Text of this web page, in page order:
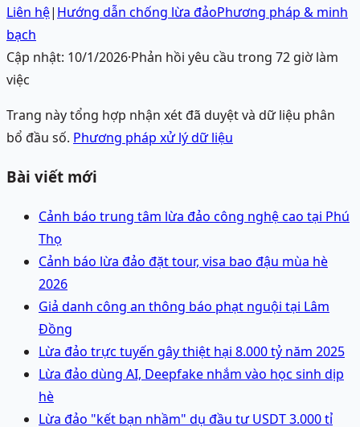
Liên hệ| Hướng dẫn chống lừa đảoPhương pháp & minh
bạch
Cập nhật: 10/1/2026·Phản hồi yêu cầu trong 72 giờ làm
việc
Trang này tổng hợp nhận xét đã duyệt và dữ liệu phân
bổ đầu số. Phương pháp xử lý dữ liệu
Bài viết mới
Cảnh báo trung tâm lừa đảo công nghệ cao tại Phú
Thọ
Cảnh báo lừa đảo đặt tour, visa bao đậu mùa hè
2026
Giả danh công an thông báo phạt nguội tại Lâm
Đồng
Lừa đảo trực tuyến gây thiệt hại 8.000 tỷ năm 2025
Lừa đảo dùng AI, Deepfake nhắm vào học sinh dịp
hè
Lừa đảo "kết bạn nhầm" dụ đầu tư USDT 3.000 tỉ